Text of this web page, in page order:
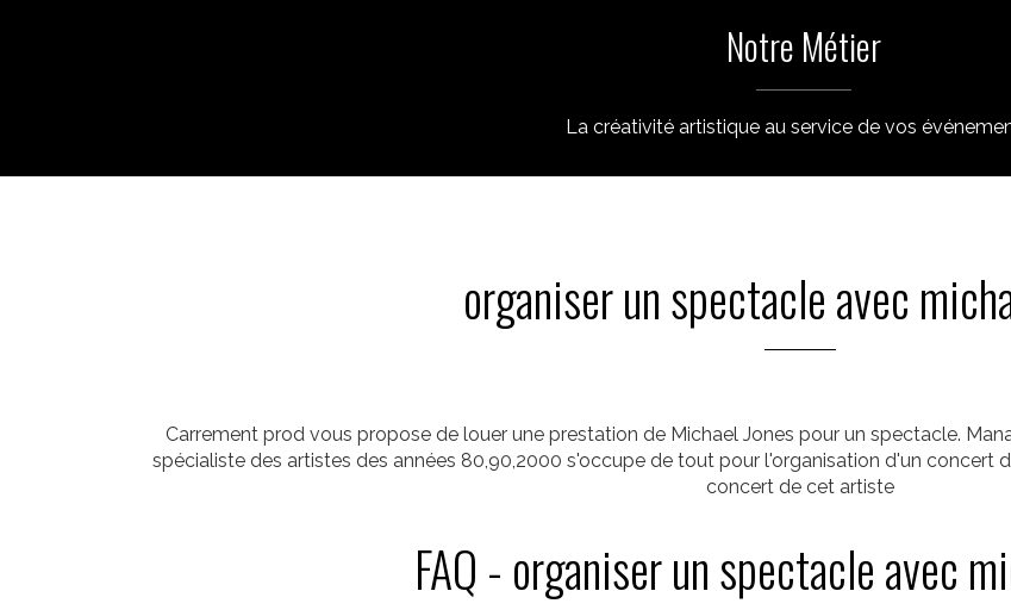
Notre Métier
La créativité artistique au service de vos
organiser un spectacle avec
Carrement prod vous propose de louer une prestation de Michael Jones pour un spectacle.
spécialiste des artistes des années 80,90,2000 s'occupe de tout pour l'organisation d'un concert
concert de cet artiste
FAQ - organiser un spectacle avec